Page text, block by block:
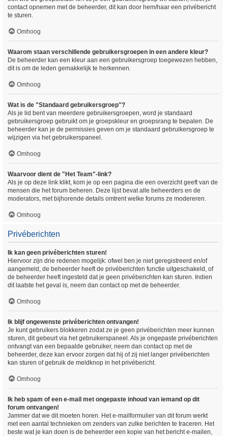
contact opnemen met de beheerder, dit kan door hem/haar een privébericht
te sturen.
Omhoog
Waarom staan verschillende gebruikersgroepen in een andere kleur?
De beheerder kan een kleur aan een gebruikersgroep toegewezen hebben,
dit is om de leden gemakkelijk te herkennen.
Omhoog
Wat is de "Standaard gebruikersgroep"?
Als je lid bent van meerdere gebruikersgroepen, word je standaard
gebruikersgroep gebruikt om je groepskleur en groepsrang te bepalen. De
beheerder kan je de permissies geven om je standaard gebruikersgroep te
wijzigen via het gebruikerspaneel.
Omhoog
Waarvoor dient de "Het Team"-link?
Als je op deze link klikt, kom je op een pagina die een overzicht geeft van de
mensen die het forum beheren. Deze lijst bevat alle beheerders en de
moderators, met bijhorende details omtrent welke forums ze modereren.
Omhoog
Privéberichten
Ik kan geen privéberichten sturen!
Hiervoor zijn drie redenen mogelijk: ofwel ben je niet geregistreerd en/of
aangemeld, de beheerder heeft de privéberichten functie uitgeschakeld, of
de beheerder heeft ingesteld dat je geen privéberichten kan sturen. Indien
dit laatste het geval is, neem dan contact op met de beheerder.
Omhoog
Ik blijf ongewenste privéberichten ontvangen!
Je kunt gebruikers blokkeren zodat ze je geen privéberichten meer kunnen
sturen, dit gebeurt via het gebruikerspaneel. Als je ongepaste privéberichten
ontvangt van een bepaalde gebruiker, neem dan contact op met de
beheerder, deze kan ervoor zorgen dat hij of zij niet langer privéberichten
kan sturen of gebruik de meldknop in het privébericht.
Omhoog
Ik heb spam of een e-mail met ongepaste inhoud van iemand op dit
forum ontvangen!
Jammer dat we dit moeten horen. Het e-mailformulier van dit forum werkt
met een aantal technieken om zenders van zulke berichten te traceren. Het
beste wat je kan doen is de beheerder een kopie van het bericht e-mailen,